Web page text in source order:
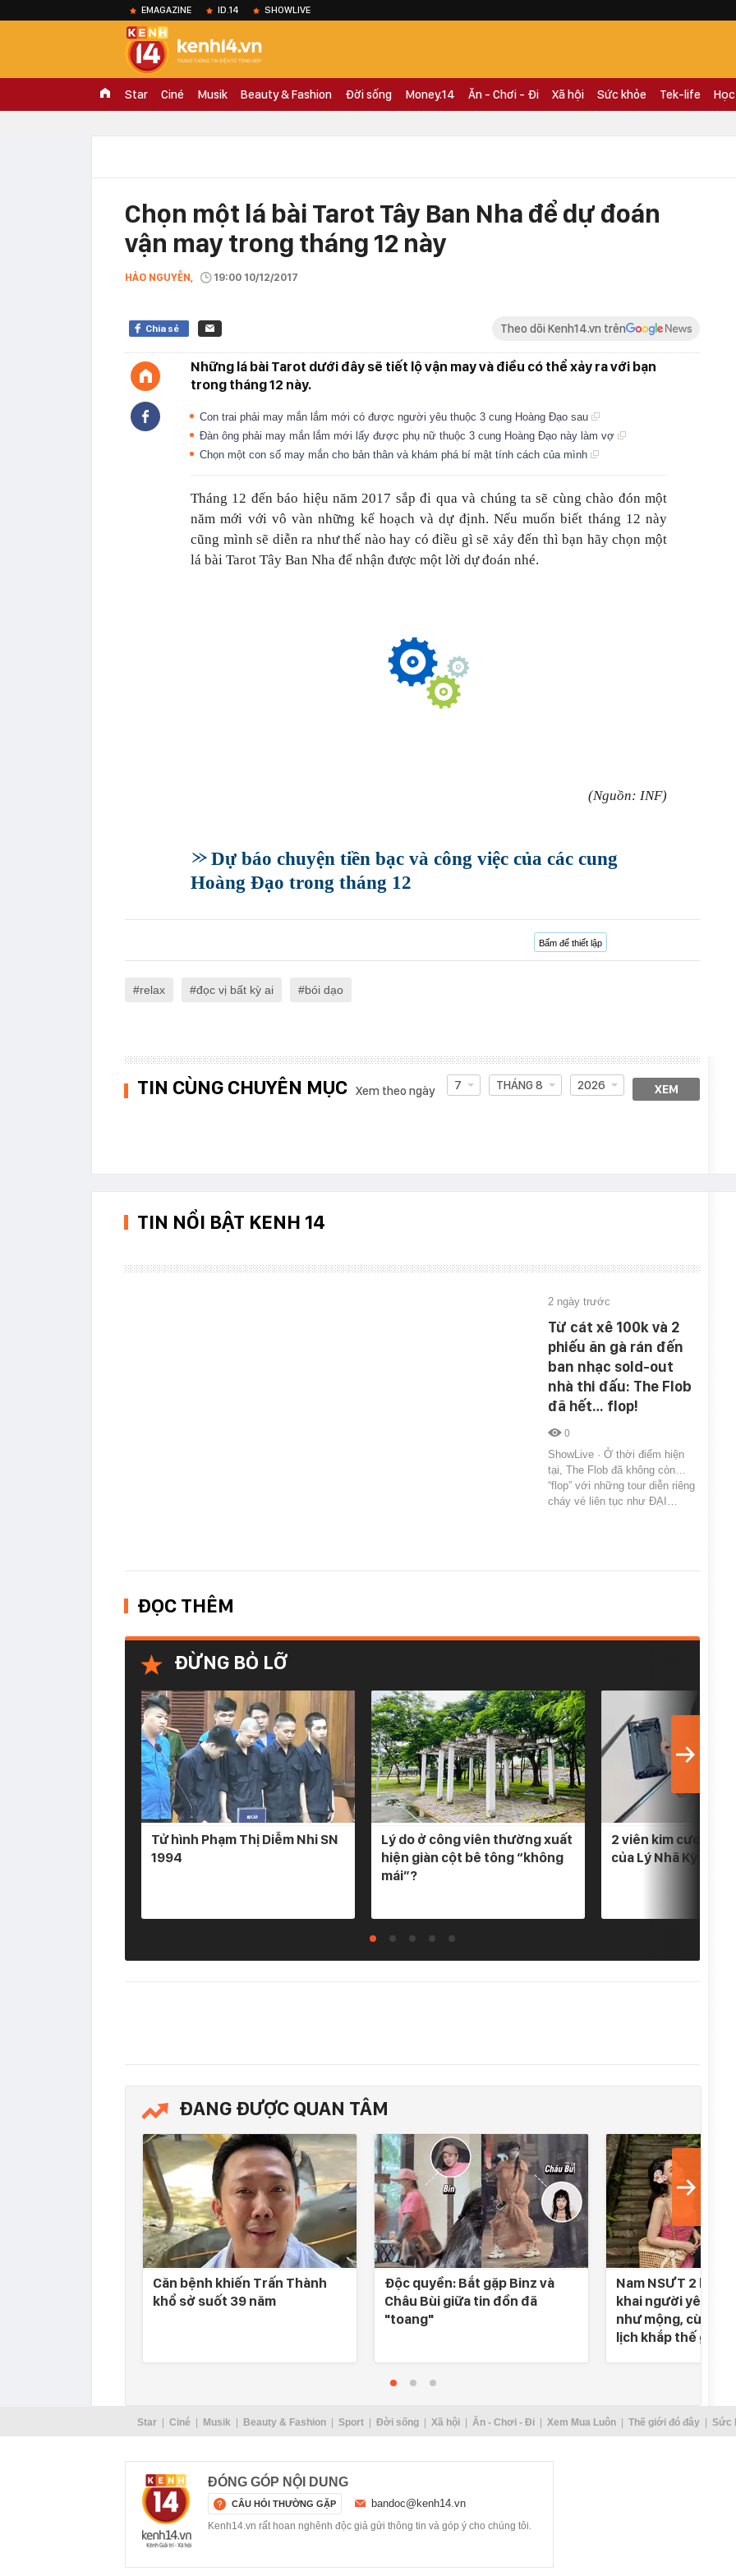
EMAGAZINE ID.14 SHOWLIVE
Star Ciné Musik Beauty & Fashion Đời sống Money.14 Ăn - Chơi - Đi Xã hội Sức khỏe Tek-life
Chọn một lá bài Tarot Tây Ban Nha để dự đoán
vận may trong tháng 12 này
HẢO NGUYỄN, 19:00 10/12/2017
Chia sẻ Theo dõi Kenh14.vn trên
Những lá bài Tarot dưới đây sẽ tiết lộ vận may và điều có thể xảy ra với bạn
trong tháng 12 này.
Con trai phải may mắn lắm mới có được người yêu thuộc 3 cung Hoàng Đạo sau
Đàn ông phải may mắn lắm mới lấy được phụ nữ thuộc 3 cung Hoàng Đạo này làm vợ
Chọn một con số may mắn cho bản thân và khám phá bí mật tính cách của mình
Tháng 12 đến báo hiệu năm 2017 sắp đi qua và chúng ta sẽ cùng chào đón một
năm mới với vô vàn những kế hoạch và dự định. Nếu muốn biết tháng 12 này
cũng mình sẽ diễn ra như thế nào hay có điều gì sẽ xảy đến thì bạn hãy chọn một
lá bài Tarot Tây Ban Nha để nhận được một lời dự đoán nhé.
(Nguồn: INF)
Dự báo chuyện tiền bạc và công việc của các cung
Hoàng Đạo trong tháng 12
Bấm để thiết lập
relax đọc vị bất kỳ ai bói dạo
TIN CÙNG CHUYÊN MỤC Xem theo ngày 7 THÁNG 8 2026 XEM
TIN NỔI BẬT KENH 14
2 ngày trước
Từ cát xê 100k và 2
phiếu ăn gà rán đến
ban nhạc sold-out
nhà thi đấu: The Flob
đã hết… flop!
0
ShowLive · Ở thời điểm hiện
tại, The Flob đã không còn…
“flop” với những tour diễn riêng
cháy vé liên tục như ĐẠI…
ĐỌC THÊM
ĐỪNG BỎ LỠ
Tử hình Phạm Thị Diễm Nhi SN
1994
Lý do ở công viên thường xuất
hiện giàn cột bê tông “không
mái”?
2 viên kim cương
của Lý Nhã Kỳ
ĐANG ĐƯỢC QUAN TÂM
Căn bệnh khiến Trấn Thành
khổ sở suốt 39 năm
Độc quyền: Bắt gặp Binz và
Châu Bùi giữa tin đồn đã
"toang"
Nam NSƯT 2 lần
khai người yêu SN
như mộng, cùng
lịch khắp thế gian
Star Ciné Musik Beauty & Fashion Sport Đời sống Xã hội Ăn - Chơi - Đi Xem Mua Luôn Thế giới đó đây Sức
ĐÓNG GÓP NỘI DUNG
CÂU HỎI THƯỜNG GẶP bandoc@kenh14.vn
Kenh14.vn rất hoan nghênh độc giả gửi thông tin và góp ý cho chúng tôi.